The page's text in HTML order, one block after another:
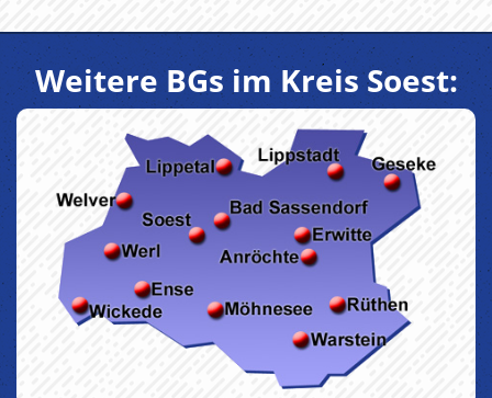
Weitere BGs im Kreis Soest: